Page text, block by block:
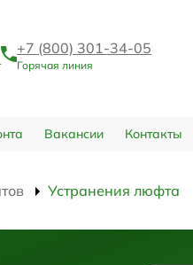
+7 (800) 301-34-05
Горячая линия
Вакансии Контакты
Устранения люфта